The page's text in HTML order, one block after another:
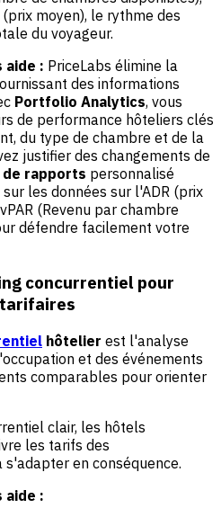
moyen), le rythme des
du voyageur.
aide : PriceLabs élimine la
des informations
Portfolio Analytics, vous
de performance hôteliers clés
du type de chambre et de la
justifier des changements de
rapports personnalisé
les données sur l'ADR (prix
(Revenu par chambre
défendre facilement votre
concurrentiel pour
hôtelier est l'analyse
et des événements
comparables pour orienter
clair, les hôtels
les tarifs des
en conséquence.
aide :